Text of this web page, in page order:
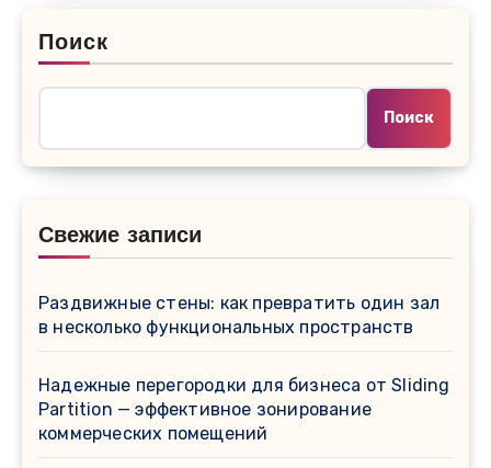
Поиск
Поиск
Свежие записи
Раздвижные стены: как превратить один зал
в несколько функциональных пространств
Надежные перегородки для бизнеса от Sliding
Partition — эффективное зонирование
коммерческих помещений